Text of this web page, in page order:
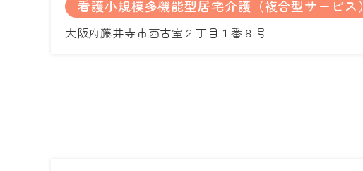
看護小規模多機能型居宅介護（複合型サービス）
大阪府藤井寺市西古室２丁目１番８号